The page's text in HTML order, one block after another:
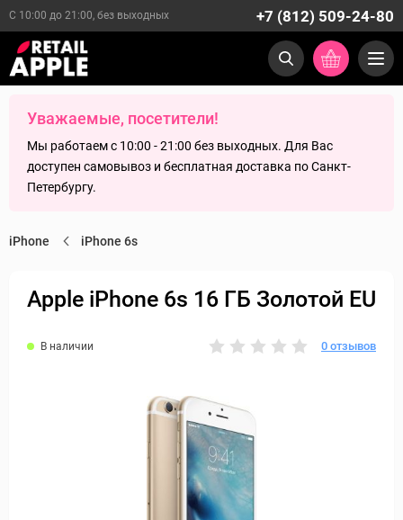
С 10:00 до 21:00, без выходных +7 (812) 509-24-80
Уважаемые, посетители!
Мы работаем с 10:00 - 21:00 без выходных. Для Вас
доступен самовывоз и бесплатная доставка по Санкт-
Петербургу.
iPhone iPhone 6s
Apple iPhone 6s 16 ГБ Золотой EU
В наличии 0 отзывов